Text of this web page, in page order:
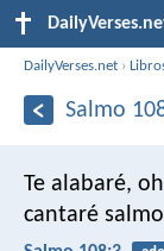
DailyVerses.net ›
Salmo
Te alabaré,
cantaré